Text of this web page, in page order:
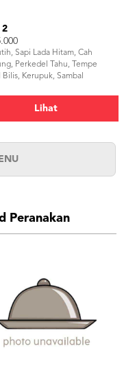
2
Sapi Lada Hitam, Cah
Perkedel Tahu, Tempe
Bilis, Kerupuk, Sambal
Lihat
Peranakan